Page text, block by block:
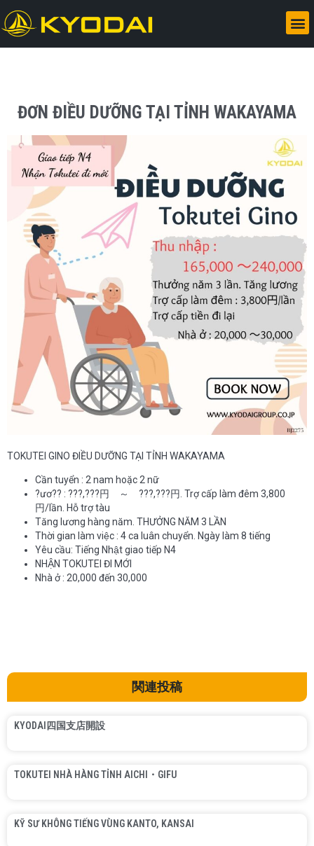
ĐƠN ĐIỀU DƯỠNG TẠI TỈNH WAKAYAMA
TOKUTEI GINO ĐIỀU DƯỠNG TẠI TỈNH WAKAYAMA
Cần tuyển : 2 nam hoặc 2 nữ
?ươ?? : ???,???円 ～ ???,???円. Trợ cấp làm đêm 3,800
円/lần. Hỗ trợ tàu
Tăng lương hàng năm. THƯỞNG NĂM 3 LẦN
Thời gian làm việc : 4 ca luân chuyển. Ngày làm 8 tiếng
Yêu cầu: Tiếng Nhật giao tiếp N4
NHẬN TOKUTEI ĐI MỚI
Nhà ở : 20,000 đến 30,000
関連投稿
KYODAI四国支店開設
TOKUTEI NHÀ HÀNG TỈNH AICHI・GIFU
KỸ SƯ KHÔNG TIẾNG VÙNG KANTO, KANSAI